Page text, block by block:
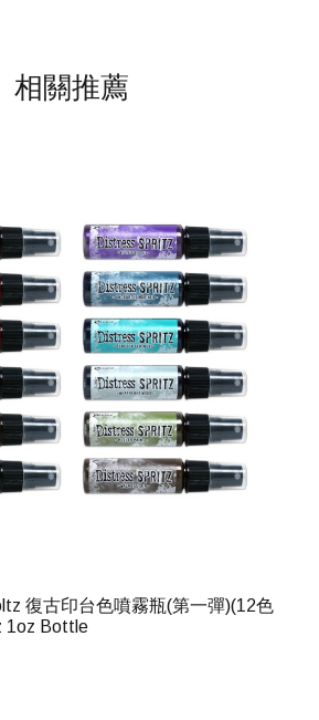
相關推薦
復古印台色噴霧瓶(第一彈)(12色
1oz Bottle